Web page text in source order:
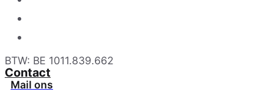
BTW: BE 1011.839.662
Contact
Mail ons